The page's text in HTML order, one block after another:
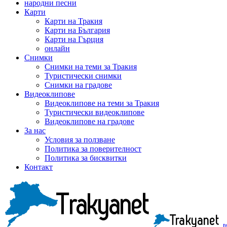
народни песни
Карти
Карти на Тракия
Карти на България
Карти на Гърция
онлайн
Снимки
Снимки на теми за Тракия
Туристически снимки
Снимки на градове
Видеоклипове
Видеоклипове на теми за Тракия
Туристически видеоклипове
Видеоклипове на градове
За нас
Условия за ползване
Политика за поверителност
Политика за бисквитки
Контакт